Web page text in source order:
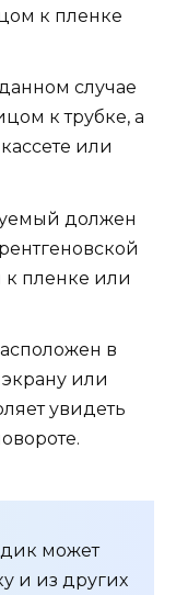
к пленке
случае
к трубке, а
или
должен
к пленке или
в
или
увидеть
может
и из других